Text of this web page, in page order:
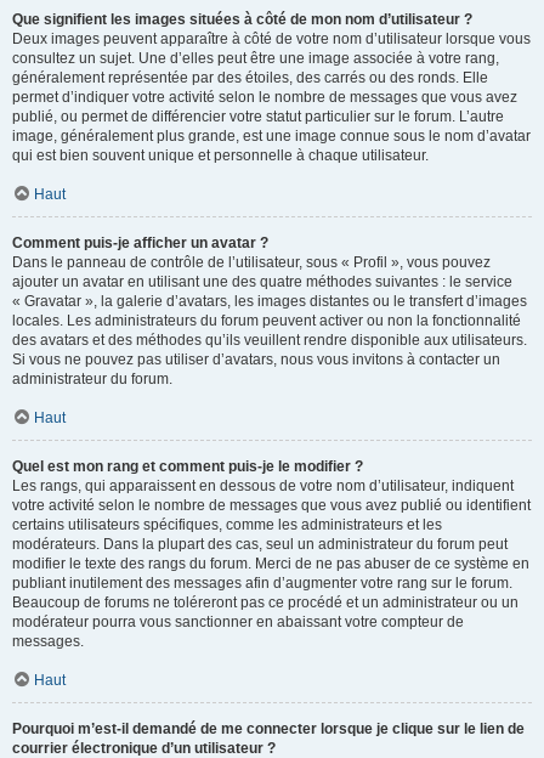
Que signifient les images situées à côté de mon nom d’utilisateur ?
Deux images peuvent apparaître à côté de votre nom d’utilisateur lorsque vous
consultez un sujet. Une d’elles peut être une image associée à votre rang,
généralement représentée par des étoiles, des carrés ou des ronds. Elle
permet d’indiquer votre activité selon le nombre de messages que vous avez
publié, ou permet de différencier votre statut particulier sur le forum. L’autre
image, généralement plus grande, est une image connue sous le nom d’avatar
qui est bien souvent unique et personnelle à chaque utilisateur.
Haut
Comment puis-je afficher un avatar ?
Dans le panneau de contrôle de l’utilisateur, sous « Profil », vous pouvez
ajouter un avatar en utilisant une des quatre méthodes suivantes : le service
« Gravatar », la galerie d’avatars, les images distantes ou le transfert d’images
locales. Les administrateurs du forum peuvent activer ou non la fonctionnalité
des avatars et des méthodes qu’ils veuillent rendre disponible aux utilisateurs.
Si vous ne pouvez pas utiliser d’avatars, nous vous invitons à contacter un
administrateur du forum.
Haut
Quel est mon rang et comment puis-je le modifier ?
Les rangs, qui apparaissent en dessous de votre nom d’utilisateur, indiquent
votre activité selon le nombre de messages que vous avez publié ou identifient
certains utilisateurs spécifiques, comme les administrateurs et les
modérateurs. Dans la plupart des cas, seul un administrateur du forum peut
modifier le texte des rangs du forum. Merci de ne pas abuser de ce système en
publiant inutilement des messages afin d’augmenter votre rang sur le forum.
Beaucoup de forums ne toléreront pas ce procédé et un administrateur ou un
modérateur pourra vous sanctionner en abaissant votre compteur de
messages.
Haut
Pourquoi m’est-il demandé de me connecter lorsque je clique sur le lien de
courrier électronique d’un utilisateur ?